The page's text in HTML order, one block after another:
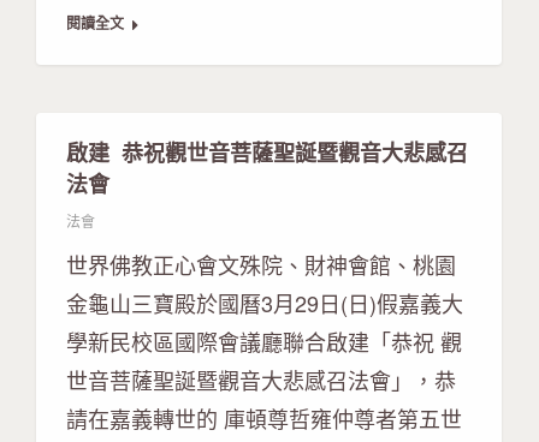
閱讀全文
啟建 恭祝觀世音菩薩聖誕暨觀音大悲感召
法會
法會
世界佛教正心會文殊院、財神會館、桃園
金龜山三寶殿於國曆3月29日(日)假嘉義大
學新民校區國際會議廳聯合啟建「恭祝 觀
世音菩薩聖誕暨觀音大悲感召法會」，恭
請在嘉義轉世的 庫頓尊哲雍仲尊者第五世